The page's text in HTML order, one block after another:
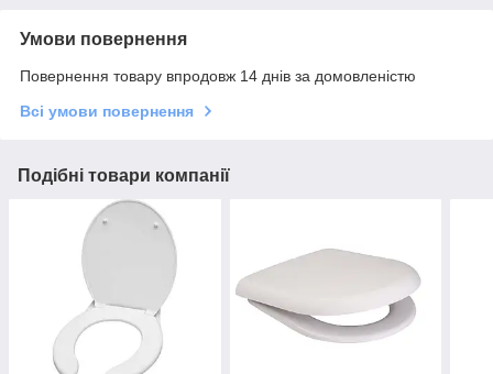
Умови повернення
Повернення товару впродовж 14 днів за домовленістю
Всі умови повернення
Подібні товари компанії